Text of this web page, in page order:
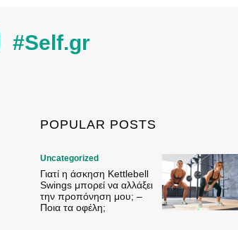
#Self.gr
POPULAR POSTS
Uncategorized
Γιατί η άσκηση Kettlebell
Swings μπορεί να αλλάξει
την προπόνηση μου; –
Ποια τα οφέλη;